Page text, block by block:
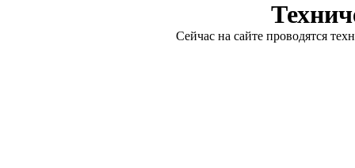
Сейчас на сайте проводятся